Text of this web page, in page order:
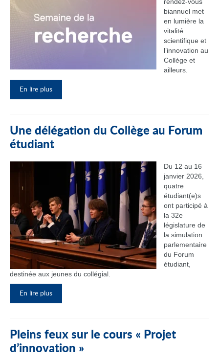
biannuel met
en lumière la
vitalité
scientifique et
l’innovation au
Collège et
ailleurs.
En lire plus
Une délégation du Collège au Forum
étudiant
Du 12 au 16
janvier 2026,
quatre
étudiant(e)s
ont participé à
la 32e
législature de
la simulation
parlementaire
du Forum
étudiant,
destinée aux jeunes du collégial.
En lire plus
Pleins feux sur le cours « Projet
d’innovation »